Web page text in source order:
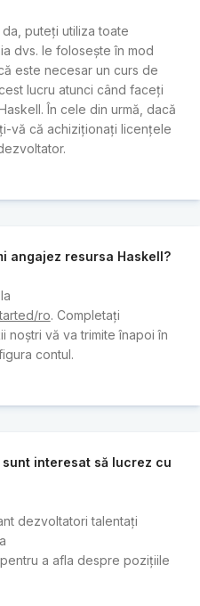
puteți utiliza toate
dvs. le folosește în mod
este necesar un curs de
lucru atunci când faceți
În cele din urmă, dacă
vă că achiziționați licențele
angajez resursa Haskell?
ro. Completați
noștri vă va trimite înapoi în
contul.
interesat să lucrez cu
dezvoltatori talentați
pentru a afla despre pozițiile